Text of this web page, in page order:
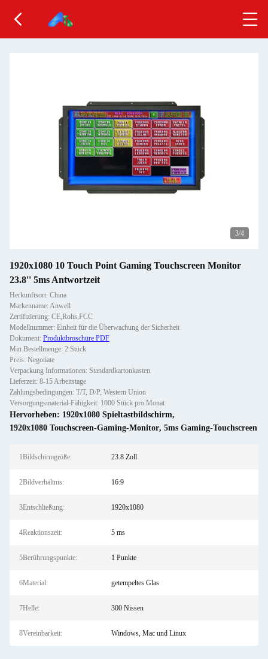
3/4
1920x1080 10 Touch Point Gaming Touchscreen Monitor
23.8'' 5ms Antwortzeit
Herkunftsort: China
Markenname: Anwell
Zertifizierung: CE,Rohs,FCC
Modellnummer: Einheit für die Überwachung der Sicherheit
Dokument: Produktbroschüre PDF
Min Bestellmenge: 2 Stück
Preis: Negotiate
Verpackung Informationen: Standardkartonkasten
Lieferzeit: 8-15 Arbeitstage
Zahlungsbedingungen: T/T, D/P, Western Union
Versorgungsmaterial-Fähigkeit: 1000 Stück pro Monat
Hervorheben: 1920x1080 Spieltastbildschirm,
1920x1080 Touchscreen-Gaming-Monitor, 5ms Gaming-Touchscreen
1Bildschirmgröße: 23.8 Zoll
2Bildverhältnis: 16:9
3Entschließung: 1920x1080
4Reaktionszeit: 5 ms
5Berührungspunkte: 1 Punkte
6Material: getempeltes Glas
7Helle: 300 Nissen
8Vereinbarkeit: Windows, Mac und Linux